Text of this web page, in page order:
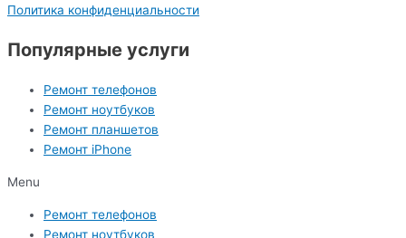
Политика конфиденциальности
Популярные услуги
Ремонт телефонов
Ремонт ноутбуков
Ремонт планшетов
Ремонт iPhone
Menu
Ремонт телефонов
Ремонт ноутбуков